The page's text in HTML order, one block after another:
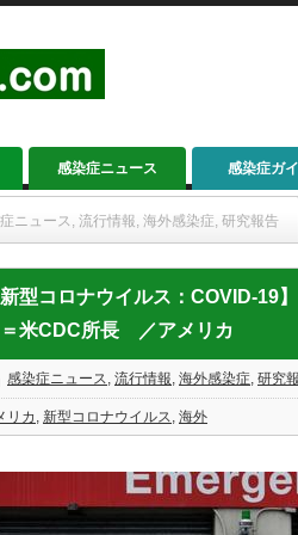
感染症ニュース 感染症ガ
ニュース, 流行情報, 海外感染症, 研究報告
コロナウイルス：COVID-19】アメリカの
型コロナウイルス：COVID-19
米CDC所長 ／アメリカ
感染症ニュース, 流行情報, 海外感染症, 研究
リカ , 新型コロナウイルス, 海外